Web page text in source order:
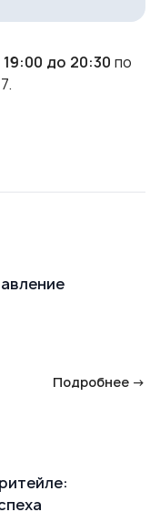
до 20:30 по
Подробнее →